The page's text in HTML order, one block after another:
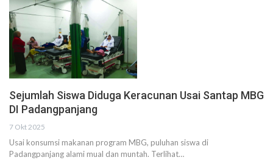
Sejumlah Siswa Diduga Keracunan Usai Santap MBG
DI Padangpanjang
7 Okt 2025
Usai konsumsi makanan program MBG, puluhan siswa di
Padangpanjang alami mual dan muntah. Terlihat…